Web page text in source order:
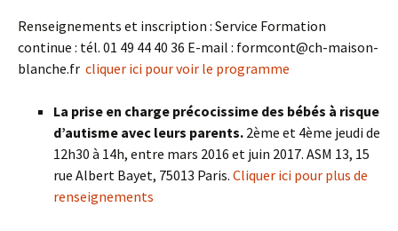
Renseignements et inscription : Service Formation
continue : tél. 01 49 44 40 36 E-mail : formcont@ch-maison-
blanche.fr cliquer ici pour voir le programme
La prise en charge précocissime des bébés à risque
d’autisme avec leurs parents. 2ème et 4ème jeudi de
12h30 à 14h, entre mars 2016 et juin 2017. ASM 13, 15
rue Albert Bayet, 75013 Paris. Cliquer ici pour plus de
renseignements